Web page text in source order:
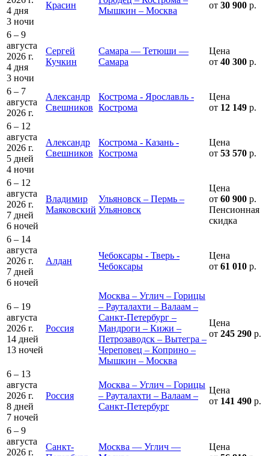
4 дня
3 ночи
Красин
Мышкин – Москва
от 30 900 р.
6 – 9
августа
2026 г.
4 дня
3 ночи
Сергей
Кучкин
Самара — Тетюши —
Самара
Цена
от 40 300 р.
6 – 7
августа
2026 г.
Александр
Свешников
Кострома - Ярославль -
Кострома
Цена
от 12 149 р.
6 – 12
августа
2026 г.
5 дней
4 ночи
Александр
Свешников
Кострома - Казань -
Кострома
Цена
от 53 570 р.
6 – 12
августа
2026 г.
7 дней
6 ночей
Владимир
Маяковский
Ульяновск – Пермь –
Ульяновск
Цена
от 60 900 р.
Пенсионная
скидка
6 – 14
августа
2026 г.
7 дней
6 ночей
Алдан
Чебоксары - Тверь -
Чебоксары
Цена
от 61 010 р.
6 – 19
августа
2026 г.
14 дней
13 ночей
Россия
Москва – Углич – Горицы
– Рауталахти – Валаам –
Санкт-Петербург –
Мандроги – Кижи –
Петрозаводск – Вытегра –
Череповец – Коприно –
Мышкин – Москва
Цена
от 245 290 р.
6 – 13
августа
2026 г.
8 дней
7 ночей
Россия
Москва – Углич – Горицы
– Рауталахти – Валаам –
Санкт-Петербург
Цена
от 141 490 р.
6 – 9
августа
2026 г.
Санкт-
Москва — Углич —
Цена